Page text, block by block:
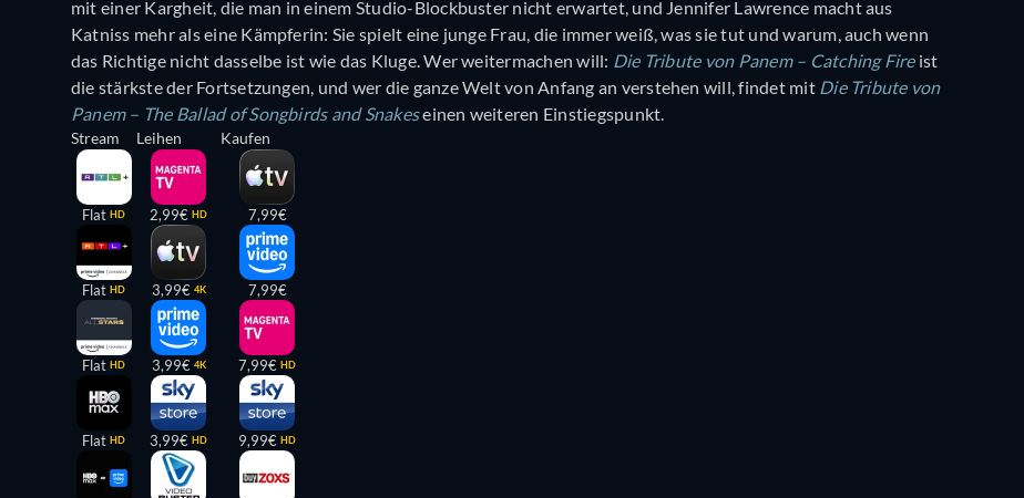
mit einer Kargheit, die man in einem Studio-Blockbuster nicht erwartet, und Jennifer Lawrence macht aus
Katniss mehr als eine Kämpferin: Sie spielt eine junge Frau, die immer weiß, was sie tut und warum, auch wenn
das Richtige nicht dasselbe ist wie das Kluge. Wer weitermachen will: Die Tribute von Panem – Catching Fireist
die stärkste der Fortsetzungen, und wer die ganze Welt von Anfang an verstehen will, findet mit Die Tribute von
Panem – The Ballad of Songbirds and Snakeseinen weiteren Einstiegspunkt.
Stream
Flat HD
Flat HD
Flat HD
Flat HD
Leihen
2,99€ HD
3,99€ 4K
3,99€ 4K
3,99€ HD
Kaufen
7,99€
7,99€
7,99€ HD
9,99€ HD